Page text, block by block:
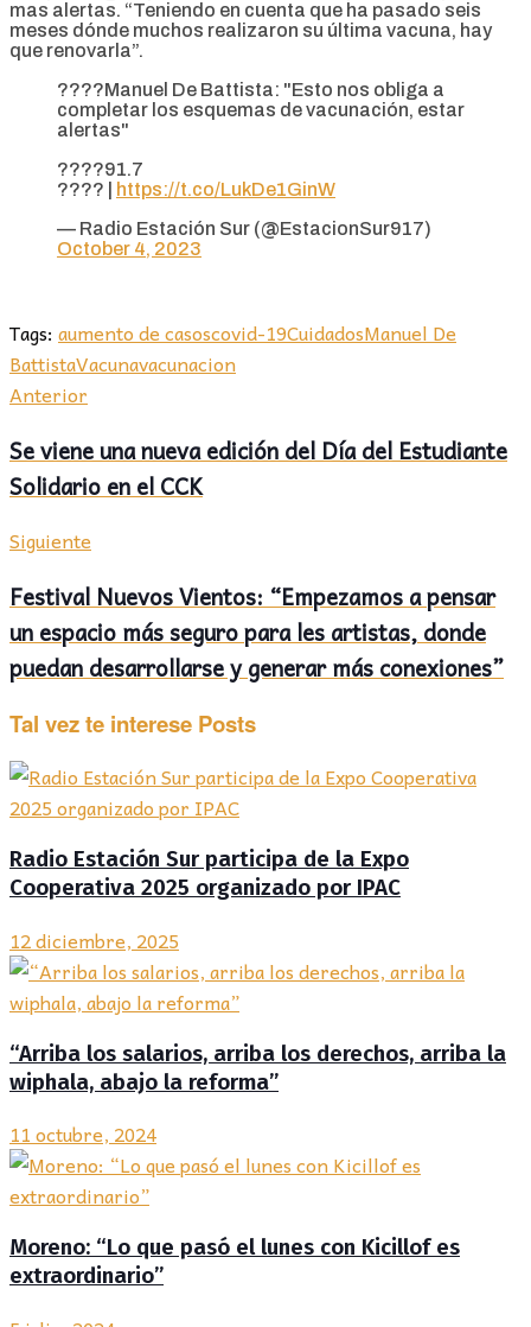
mas alertas. “Teniendo en cuenta que ha pasado seis
meses dónde muchos realizaron su última vacuna, hay
que renovarla”.
????️Manuel De Battista: "Esto nos obliga a
completar los esquemas de vacunación, estar
alertas"
????91.7
???? |
https://t.co/LukDe1GinW
— Radio Estación Sur (@EstacionSur917)
October 4, 2023
Tags: aumento de casoscovid-19CuidadosManuel De
BattistaVacunavacunacion
Anterior
Se viene una nueva edición del Día del Estudiante
Solidario en el CCK
Siguiente
Festival Nuevos Vientos: “Empezamos a pensar
un espacio más seguro para les artistas, donde
puedan desarrollarse y generar más conexiones”
Tal vez te interese Posts
Radio Estación Sur participa de la Expo
Cooperativa 2025 organizado por IPAC
12 diciembre, 2025
“Arriba los salarios, arriba los derechos, arriba la
wiphala, abajo la reforma”
11 octubre, 2024
Moreno: “Lo que pasó el lunes con Kicillof es
extraordinario”